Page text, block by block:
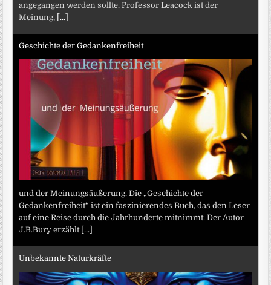
angegangen werden sollte. Professor Leacock ist der
Meinung, [...]
Geschichte der Gedankenfreiheit
und der Meinungsäußerung. Die „Geschichte der
Gedankenfreiheit“ ist ein faszinierendes Buch, das den Leser
auf eine Reise durch die Jahrhunderte mitnimmt. Der Autor
J.B.Bury erzählt [...]
Unbekannte Naturkräfte